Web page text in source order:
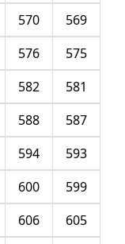
569
570
575
576
581
582
587
588
593
594
599
600
605
606